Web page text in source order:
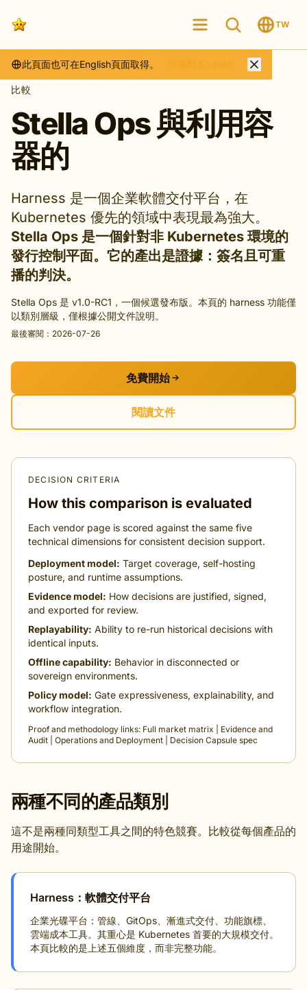
TW
比較
Stella Ops 與利用容
器的
Harness 是一個企業軟體交付平台，在
Kubernetes 優先的領域中表現最為強大。
Stella Ops 是一個針對非 Kubernetes 環境的
發行控制平面。它的產出是證據：簽名且可重
播的判決。
Stella Ops 是 v1.0-RC1，一個候選發布版。本頁的 harness 功能僅
以類別層級，僅根據公開文件說明。
最後審閱：2026-07-26
免費開始
閱讀文件
DECISION CRITERIA
How this comparison is evaluated
Each vendor page is scored against the same five
technical dimensions for consistent decision support.
Deployment model: Target coverage, self-hosting
posture, and runtime assumptions.
Evidence model: How decisions are justified, signed,
and exported for review.
Replayability: Ability to re-run historical decisions with
identical inputs.
Offline capability: Behavior in disconnected or
sovereign environments.
Policy model: Gate expressiveness, explainability, and
workflow integration.
Proof and methodology links: Full market matrix
Evidence and
Audit
Operations and Deployment Decision Capsule spec
兩種不同的產品類別
這不是兩種同類型工具之間的特色競賽。比較從每個產品的
用途開始。
Harness：軟體交付平台
企業光碟平台：管線、GitOps、漸進式交付、功能旗標、
雲端成本工具。其重心是 Kubernetes 首要的大規模交付。
本頁比較的是上述五個維度，而非完整功能。
此頁面也可在English頁面取得。